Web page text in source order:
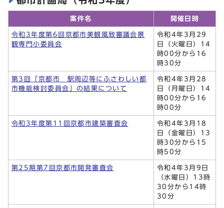
案件名 開催日時
令和3年度第6回京都市美観風致審議会景
観専門小委員会
令和4年3月29
日（火曜日）14
時00分から16
時30分
第3回「京都市 駅周辺等にふさわしい都
市機能検討委員会」の結果について
令和4年3月28
日（月曜日）14
時00分から16
時00分
令和3年度第11回京都市建築審査会
令和4年3月18
日（金曜日）13
時30分から15
時50分
第25期第7回京都市開発審査会
令和4年3月9日
（水曜日）13時
30分から14時
30分